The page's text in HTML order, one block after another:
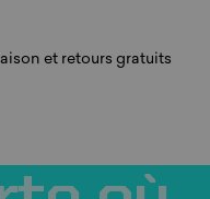
et retours gratuits